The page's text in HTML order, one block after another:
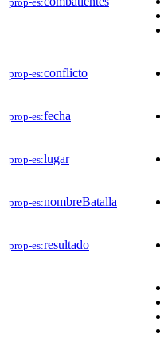
prop-es:conflicto
prop-es:fecha
prop-es:lugar
prop-es:nombreBatalla
prop-es:resultado